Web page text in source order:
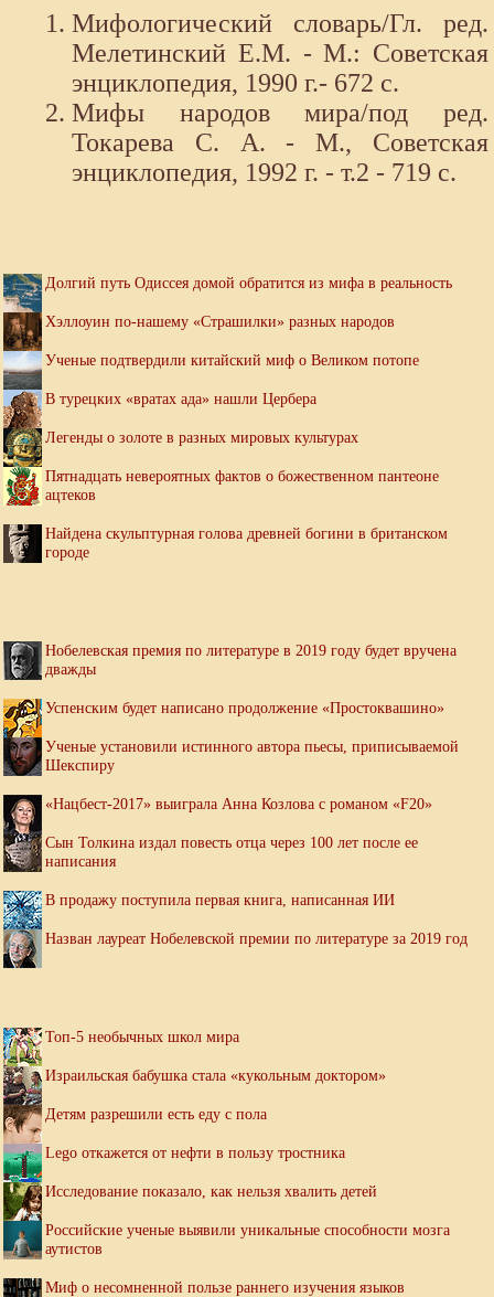
Мифологический словарь/Гл. ред.
Мелетинский Е.М. - М.: Советская
энциклопедия, 1990 г.- 672 с.
Мифы народов мира/под ред.
Токарева С. А. - М., Советская
энциклопедия, 1992 г. - т.2 - 719 с.
Долгий путь Одиссея домой обратится из мифа в реальность
Хэллоуин по-нашему «Страшилки» разных народов
Ученые подтвердили китайский миф о Великом потопе
В турецких «вратах ада» нашли Цербера
Легенды о золоте в разных мировых культурах
Пятнадцать невероятных фактов о божественном пантеоне
ацтеков
Найдена скульптурная голова древней богини в британском
городе
Нобелевская премия по литературе в 2019 году будет вручена
дважды
Успенским будет написано продолжение «Простоквашино»
Ученые установили истинного автора пьесы, приписываемой
Шекспиру
«Нацбест-2017» выиграла Анна Козлова с романом «F20»
Сын Толкина издал повесть отца через 100 лет после ее
написания
В продажу поступила первая книга, написанная ИИ
Назван лауреат Нобелевской премии по литературе за 2019 год
Топ-5 необычных школ мира
Израильская бабушка стала «кукольным доктором»
Детям разрешили есть еду с пола
Lego откажется от нефти в пользу тростника
Исследование показало, как нельзя хвалить детей
Российские ученые выявили уникальные способности мозга
аутистов
Миф о несомненной пользе раннего изучения языков